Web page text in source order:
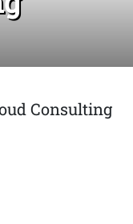
Consulting